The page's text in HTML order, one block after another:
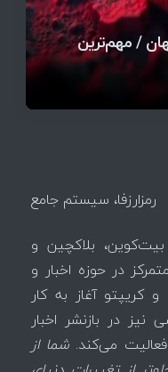
اهمیت دارد؟
/ مهم‌ترین
بیت‌کوین سبز شد
قیمت تتر، بیت‌کوین و اتریوم امروز دوشنبه ۵ مرداد
دست بدهد، همه‌چیز
رقابت پنهان دولت‌ها بر سر بیت‌کوین/ ۱۰ کشور برتر
وارد فاز تازه شد
میلیاردی روی
میلیاردها
سیستم جامع
بیت‌کوین، بلاکچین و
به صورت متمرکز در حوزه اخبار و
کریپتو آغاز به کار
در بازنشر اخبار
فعالیت می‌کند.شما از